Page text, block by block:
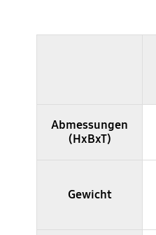
Abmessungen
(HxBxT)
Gewicht